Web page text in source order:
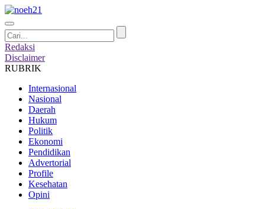
Redaksi
Disclaimer
RUBRIK
Internasional
Nasional
Daerah
Hukum
Politik
Ekonomi
Pendidikan
Advertorial
Profile
Kesehatan
Opini